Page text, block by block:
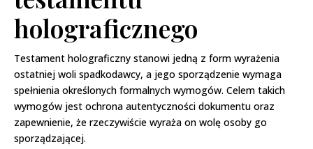
holograficznego
Testament holograficzny stanowi jedną z form wyrażenia
ostatniej woli spadkodawcy, a jego sporządzenie wymaga
spełnienia określonych formalnych wymogów. Celem takich
wymogów jest ochrona autentyczności dokumentu oraz
zapewnienie, że rzeczywiście wyraża on wolę osoby go
sporządzającej.